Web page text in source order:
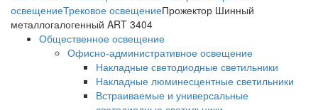
освещениеТрековое освещениеПрожектор Шинный
металлогалогенный ART 3404
Общественное освещение
Офисно-административное освещение
Накладные светодиодные светильники
Накладные люминесцентные светильники
Встраиваемые и универсальные